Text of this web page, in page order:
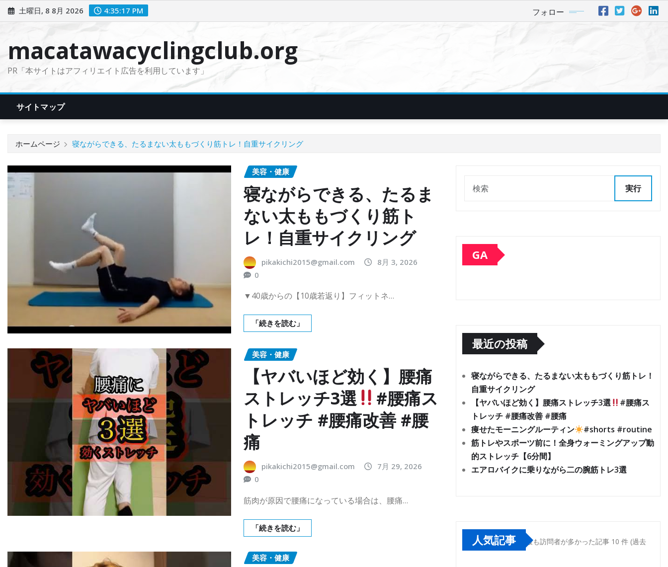
ン
土曜日, 8 8月 2026 4:35:18 PM フォロー
macatawacyclingclub.org
PR「本サイトはアフィリエイト広告を利用しています」
サイトマップ
ホームページ 寝ながらできる、たるまない太ももづくり筋トレ！自重サイクリング
美容・健康
寝ながらできる、たるま
ない太ももづくり筋ト
レ！自重サイクリング
pikakichi2015@gmail.com
8月 3, 2026
0
▼40歳からの【10歳若返り】フィットネ…
「続きを読む」
美容・健康
【ヤバいほど効く】腰痛
ストレッチ3選
#腰痛ス
トレッチ #腰痛改善 #腰
痛
pikakichi2015@gmail.com
7月 29, 2026
0
筋肉が原因で腰痛になっている場合は、腰痛…
「続きを読む」
美容・健康
実行
GA
最近の投稿
寝ながらできる、たるまない太ももづくり筋トレ！
自重サイクリング
【ヤバいほど効く】腰痛ストレッチ3選
#腰痛ス
トレッチ #腰痛改善 #腰痛
痩せたモーニングルーティン
#shorts #routine
筋トレやスポーツ前に！全身ウォーミングアップ動
的ストレッチ【6分間】
エアロバイクに乗りながら二の腕筋トレ3選
人気記事 最も訪問者が多かった記事 10 件 (過去